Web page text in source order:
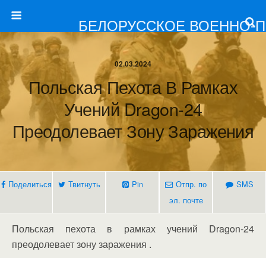
БЕЛОРУССКОЕ ВОЕННО-
02.03.2024
Польская Пехота В Рамках
Учений Dragon-24
Преодолевает Зону Заражения
Поделиться Твитнуть Pin
Отпр. по
эл. почте
SMS
Польская пехота в рамках учений Dragon-24
преодолевает зону заражения .